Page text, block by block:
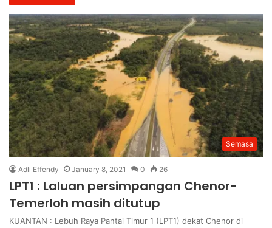
Semasa
Adli Effendy January 8, 2021 0 26
LPT1 : Laluan persimpangan Chenor-
Temerloh masih ditutup
KUANTAN : Lebuh Raya Pantai Timur 1 (LPT1) dekat Chenor di